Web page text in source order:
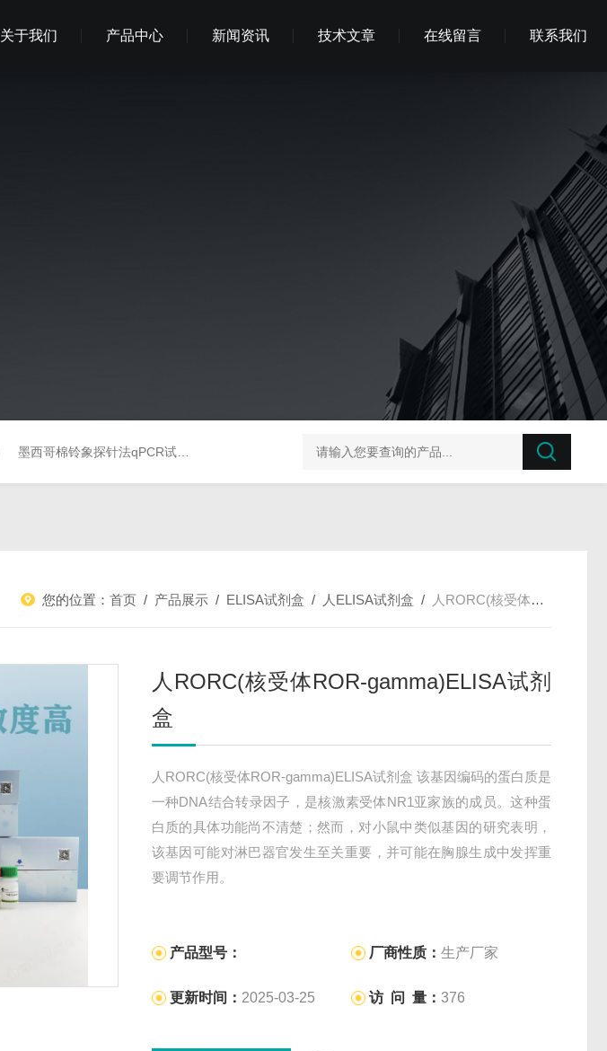
关于我们 产品中心 新闻资讯 技术文章 在线留言 联系我们
墨西哥棉铃象探针法qPCR试剂盒（不含内参） 榛子东部枯萎病菌探针法qPCR试剂盒不含内参
您的位置：首页 / 产品展示 / ELISA试剂盒 / 人ELISA试剂盒 / 人RORC(核受体ROR-gamma)ELISA试剂盒
人RORC(核受体ROR-gamma)ELISA试剂
盒
人RORC(核受体ROR-gamma)ELISA试剂盒 该基因编码的蛋白质是
一种DNA结合转录因子，是核激素受体NR1亚家族的成员。这种蛋
白质的具体功能尚不清楚；然而，对小鼠中类似基因的研究表明，
该基因可能对淋巴器官发生至关重要，并可能在胸腺生成中发挥重
要调节作用。
产品型号： 厂商性质：生产厂家
更新时间： 2025-03-25 访 问 量：376